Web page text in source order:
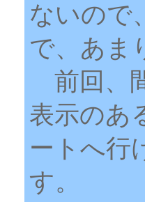
ないので
で、あま
前回、
表示のあ
ートへ行
す。